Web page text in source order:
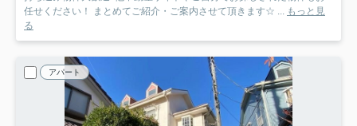
任せください！ まとめてご紹介・ご案内させて頂きます☆ ...
もっと見
る
アパート